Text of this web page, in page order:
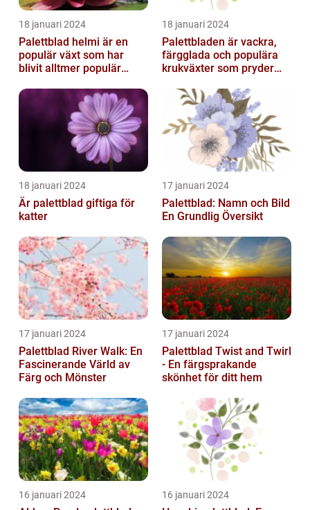
18 januari 2024
Palettblad helmi är en
populär växt som har
blivit alltmer populär
trädgårdsentusiaster
18 januari 2024
Palettbladen är vackra,
färgglada och populära
krukväxter som pryder
trädgårdar runt o...
18 januari 2024
Är palettblad giftiga för
katter
17 januari 2024
Palettblad: Namn och Bild
En Grundlig Översikt
17 januari 2024
Palettblad River Walk: En
Fascinerande Värld av
Färg och Mönster
17 januari 2024
Palettblad Twist and Twirl
- En färgsprakande
skönhet för ditt hem
16 januari 2024 16 januari 2024